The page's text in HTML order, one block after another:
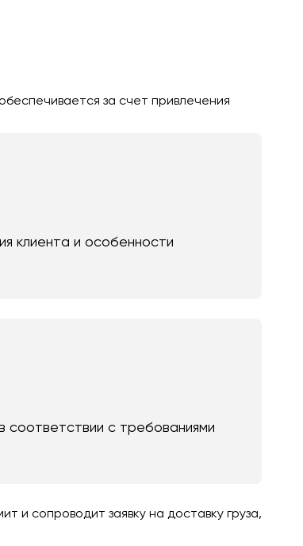
за счет привлечения
клиента и особенности
с требованиями
и сопроводит заявку на доставку груза,